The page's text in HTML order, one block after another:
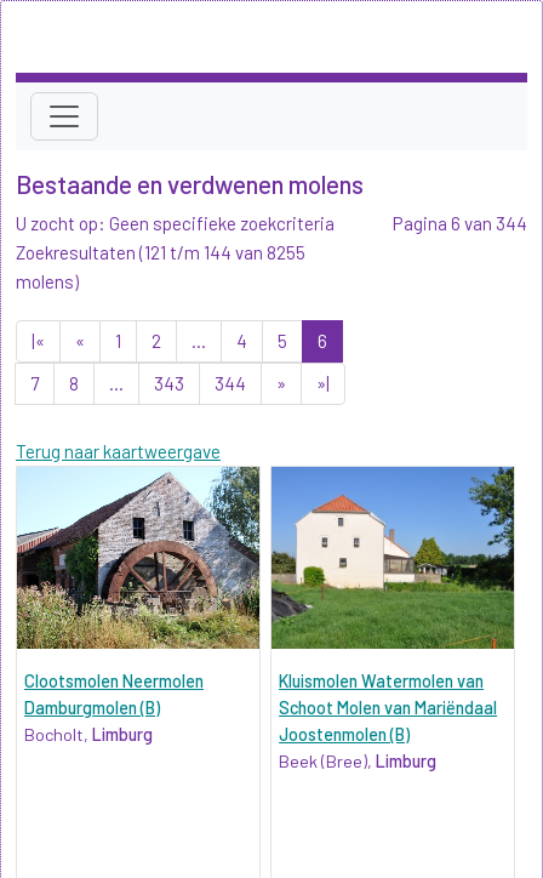
Bestaande en verdwenen molens
U zocht op: Geen specifieke zoekcriteria
Zoekresultaten (121 t/m 144 van 8255
molens)
|« « 1 2 ... 4 5
6
7
8 ... 343 344 » »|
Terug naar kaartweergave
Pagina 6 van 344
Clootsmolen Neermolen
Damburgmolen (B)
Bocholt, Limburg
Kluismolen Watermolen van
Schoot Molen van Mariëndaal
Joostenmolen (B)
Beek (Bree),Limburg